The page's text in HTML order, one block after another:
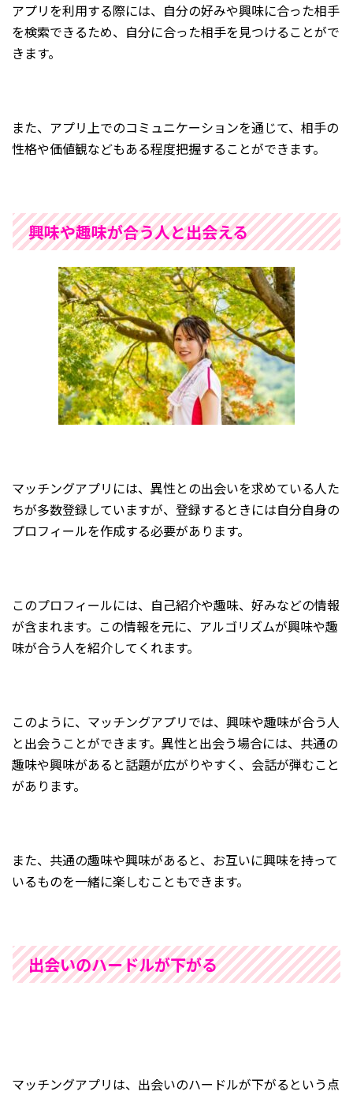
アプリを利用する際には、自分の好みや興味に合った相手
を検索できるため、自分に合った相手を見つけることがで
きます。
また、アプリ上でのコミュニケーションを通じて、相手の
性格や価値観などもある程度把握することができます。
興味や趣味が合う人と出会える
マッチングアプリには、異性との出会いを求めている人た
ちが多数登録していますが、登録するときには自分自身の
プロフィールを作成する必要があります。
このプロフィールには、自己紹介や趣味、好みなどの情報
が含まれます。この情報を元に、アルゴリズムが興味や趣
味が合う人を紹介してくれます。
このように、マッチングアプリでは、興味や趣味が合う人
と出会うことができます。異性と出会う場合には、共通の
趣味や興味があると話題が広がりやすく、会話が弾むこと
があります。
また、共通の趣味や興味があると、お互いに興味を持って
いるものを一緒に楽しむこともできます。
出会いのハードルが下がる
マッチングアプリは、出会いのハードルが下がるという点